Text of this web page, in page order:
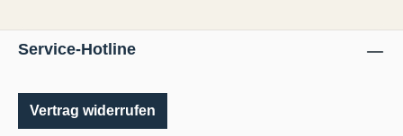
Schneiden. Ød = 4 mmL = 40 mm
Service-Hotline
Vertrag widerrufen